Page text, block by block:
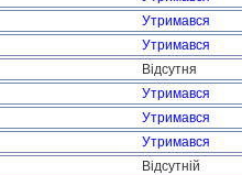
Утримався
Утримався
Відсутня
Утримався
Утримався
Утримався
Відсутній